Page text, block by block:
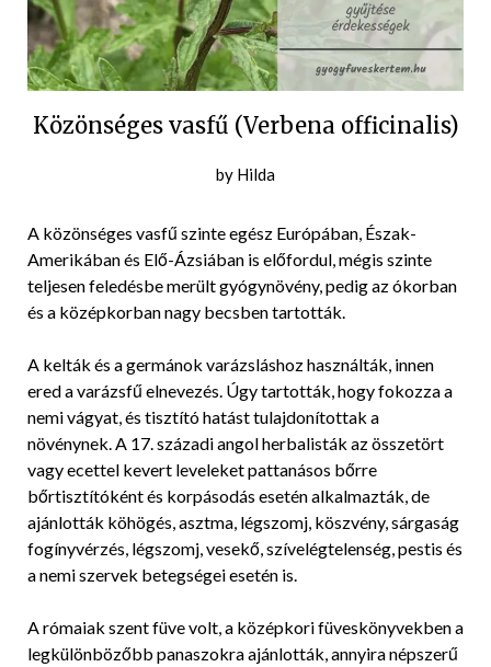
Közönséges vasfű (Verbena officinalis)
Posted
2018-
01-
02
by Hilda
A közönséges vasfű szinte egész Európában, Észak-
Amerikában és Elő-Ázsiában is előfordul, mégis szinte
teljesen feledésbe merült gyógynövény, pedig az ókorban
és a középkorban nagy becsben tartották.
A kelták és a germánok varázsláshoz használták, innen
ered a varázsfű elnevezés. Úgy tartották, hogy fokozza a
nemi vágyat, és tisztító hatást tulajdonítottak a
növénynek. A 17. századi angol herbalisták az összetört
vagy ecettel kevert leveleket pattanásos bőrre
bőrtisztítóként és korpásodás esetén alkalmazták, de
ajánlották köhögés, asztma, légszomj, köszvény, sárgaság
fogínyvérzés, légszomj, vesekő, szívelégtelenség, pestis és
a nemi szervek betegségei esetén is.
A rómaiak szent füve volt, a középkori füveskönyvekben a
legkülönbözőbb panaszokra ajánlották, annyira népszerű